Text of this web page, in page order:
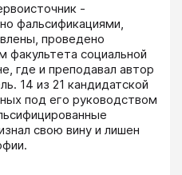
-
фальсификациями,
проведено
факультета социальной
где и преподавал автор
14 из 21 кандидатской
под его руководством
свою вину и лишен